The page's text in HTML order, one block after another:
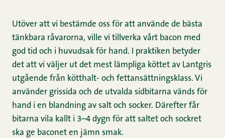
Utöver att vi bestämde oss för att använde de bästa
tänkbara råvarorna, ville vi tillverka vårt bacon med
god tid och i huvudsak för hand. I praktiken betyder
det att vi väljer ut det mest lämpliga köttet av Lantgris
utgående från kötthalt- och fettansättningsklass. Vi
använder grissida och de utvalda sidbitarna vänds för
hand i en blandning av salt och socker. Därefter får
bitarna vila kallt i 3–4 dygn för att saltet och sockret
ska ge baconet en jämn smak.